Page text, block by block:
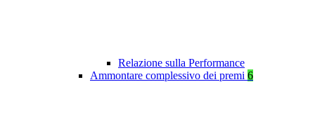
Relazione sulla Performance
Ammontare complessivo dei premi 6